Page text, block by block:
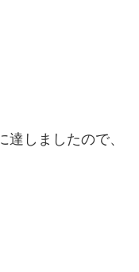
しましたので、